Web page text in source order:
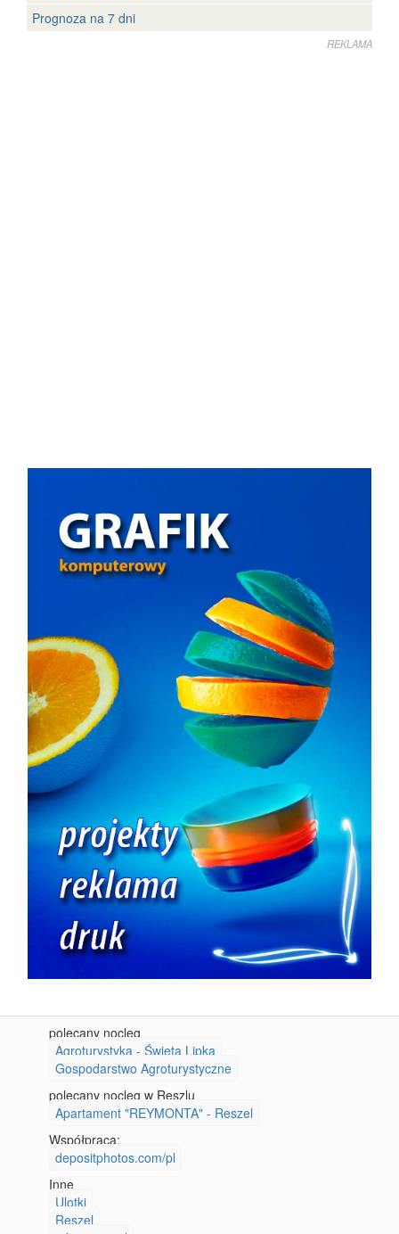
Prognoza na 7 dni
REKLAMA
polecany nocleg
Agroturystyka - Święta Lipka
Gospodarstwo Agroturystyczne
polecany nocleg w Reszlu
Apartament "REYMONTA" - Reszel
Współpraca:
depositphotos.com/pl
Inne
Ulotki
Reszel